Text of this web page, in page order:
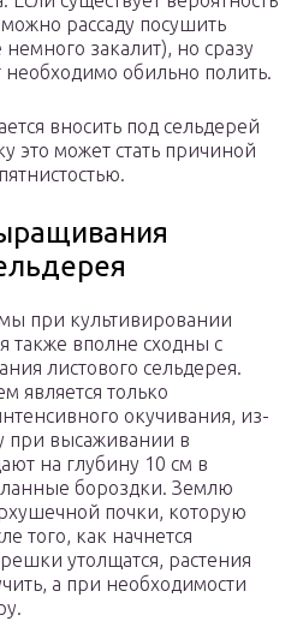
рассаду посушить
закалит), но сразу
необходимо обильно полить.
вносить под сельдерей
это может стать причиной
при культивировании
также вполне сходны с
листового сельдерея.
является только
окучивания, из-
при высаживании в
на глубину 10 см в
бороздки. Землю
почки, которую
того, как начнется
утолщатся, растения
а при необходимости